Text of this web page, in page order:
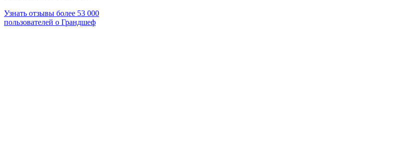
Узнать отзывы более 53 000
пользователей о Грандшеф